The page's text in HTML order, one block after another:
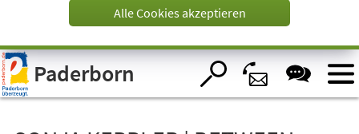
Visuelle
Assistenzsoftware
öffnen.
Alle Cookies akzeptieren
Paderborn